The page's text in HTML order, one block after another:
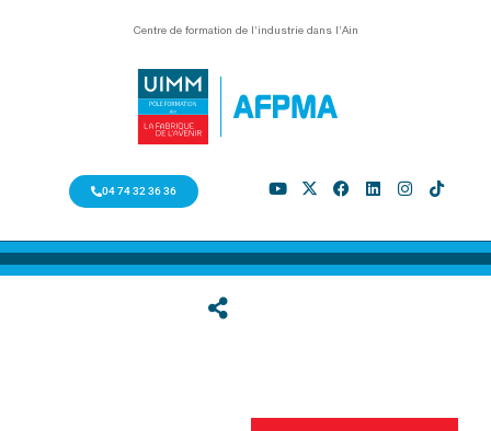
Centre de formation de l’industrie dans l’Ain
04 74 32 36 36